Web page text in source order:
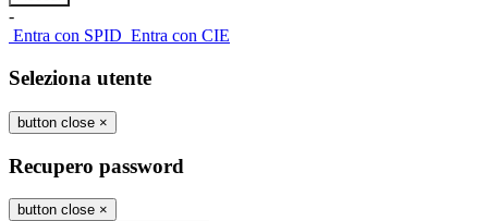
-
Entra con SPID Entra con CIE
Seleziona utente
button close ×
Recupero password
button close ×